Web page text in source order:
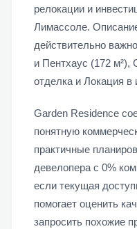
релокации и
Лимассоле.
действительно
и Пентхаус (172 м²),
отделка и Локация в
Garden Residence
понятную
практичные
девелопера с 0%
если текущая
помогает оценить
запросить похожие